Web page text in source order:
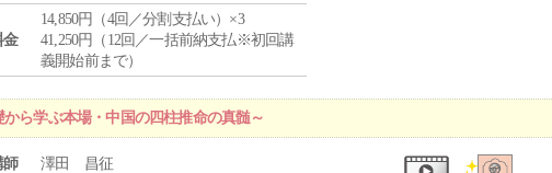
金
14,850円（4回／分割支払い）×3
41,250円（12回／一括前納支払※初回講
義開始前まで）
ら学ぶ本場・中国の四柱推命の真髄～
師
澤田 昌征